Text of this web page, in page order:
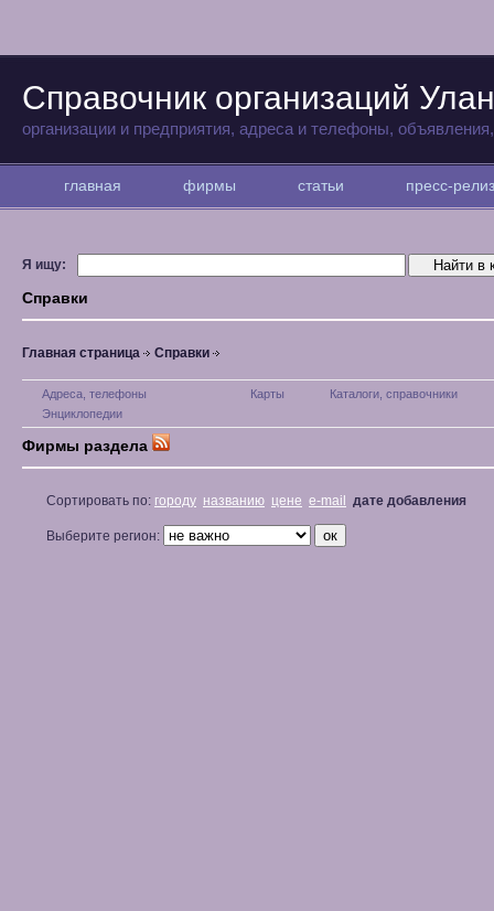
Справочник организаций
организации и предприятия, адреса и телефоны,
главная фирмы статьи пресс-
Я ищу:
Справки
Главная страница Справки
Адреса, телефоны Карты
Каталоги, справочники
Энциклопедии
Фирмы раздела
Сортировать по: городу названию цене e-mail дате добавления
Выберите регион: